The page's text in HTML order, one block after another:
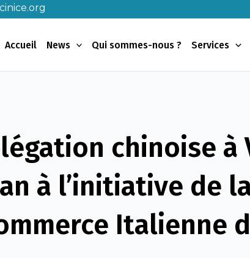
Accueil News Qui sommes-nous ? Services
chinoise à
à l’initiative de
Italienne